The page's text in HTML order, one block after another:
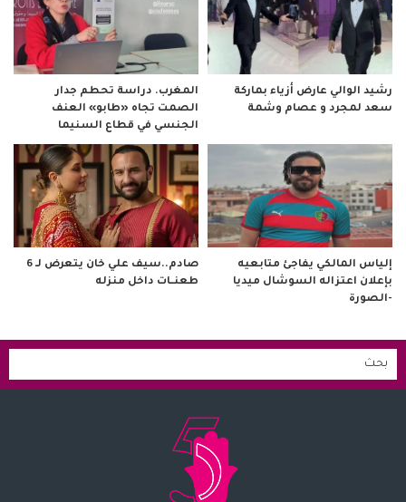
رشيد الوالي عارض أزياء بماركة
سعد لمجرد و عصام وشمة
المغرب. دراسة تحطم جدار
الصمت تجاه «طابو» العنف
الجنسي في قطاع السنيما
إلياس المالكي يفاجئ متابعيه
بإعلان اعتزاله السوشال ميديا
-الصورة
صادم..سيف علي خان يتعرض لـ 6
طعنــات داخل منزله